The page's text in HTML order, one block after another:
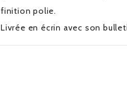
finition polie.
Livrée en écrin avec son